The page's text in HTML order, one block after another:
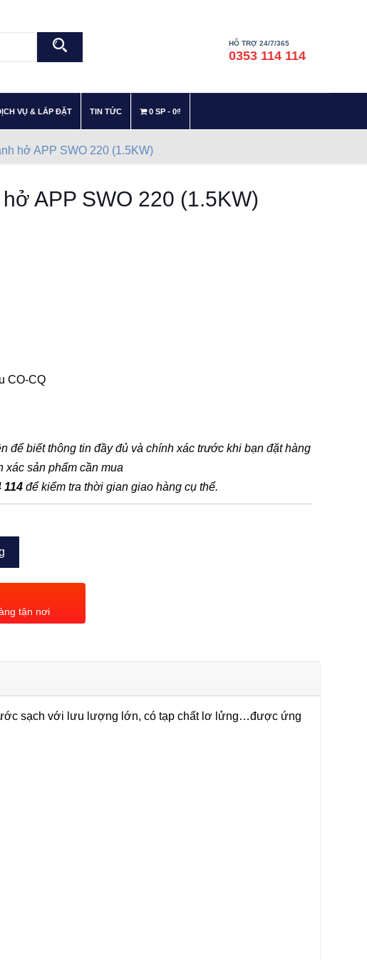
HỖ TRỢ 24/7/365
0353 114 114
VỤ & LẮP ĐẶT TIN TỨC 0 SP 0₫
hở APP SWO 220 (1.5KW)
APP SWO 220 (1.5KW)
CO-CQ
để biết thông tin đầy đủ và chính xác trước khi bạn đặt hàng
xác sản phẩm cần mua
114 để kiểm tra thời gian giao hàng cụ thể.
tận nơi
sạch với lưu lượng lớn, có tạp chất lơ lửng…được ứng